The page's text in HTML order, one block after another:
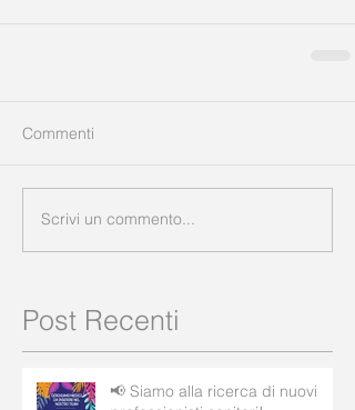
Commenti
Scrivi un commento...
Post Recenti
📢 Siamo alla ricerca di nuovi